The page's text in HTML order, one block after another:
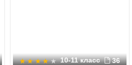
10-11 класс 36